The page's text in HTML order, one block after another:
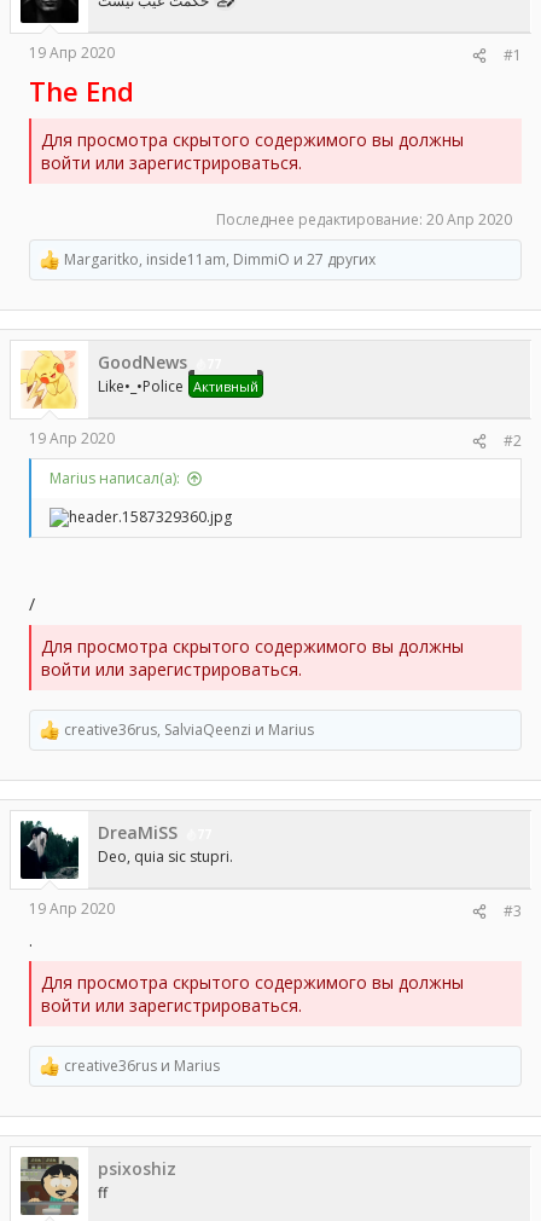
19 Апр 2020 #1
The End
Для просмотра скрытого содержимого вы должны
войти или зарегистрироваться.
Последнее редактирование: 20 Апр 2020
Р
е
а
к
ц
и
и
:
Margaritko, inside11am, DimmiO и 27 других
GoodNews
Like•_•Police Активный
19 Апр 2020
#2
Marius написал(а):
/
Для просмотра скрытого содержимого вы должны
войти или зарегистрироваться.
Р
е
а
к
ц
и
и
:
creative36rus, SalviaQeenzi и Marius
DreaMiSS
Deo, quia sic stupri.
19 Апр 2020 #3
.
Для просмотра скрытого содержимого вы должны
войти или зарегистрироваться.
Р
е
а
к
ц
и
и
:
creative36rus и Marius
psixoshiz
ff